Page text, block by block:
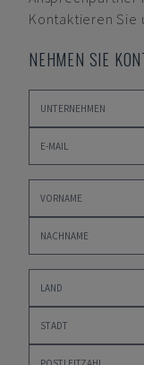
Kontaktieren Sie
NEHMEN SIE